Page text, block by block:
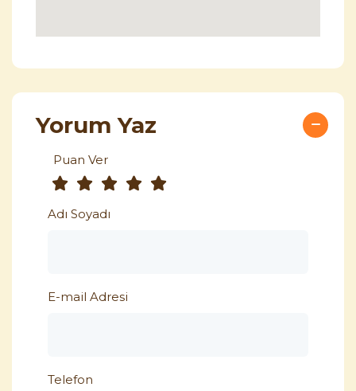
Yorum Yaz
Puan Ver
Adı Soyadı
E-mail Adresi
Telefon